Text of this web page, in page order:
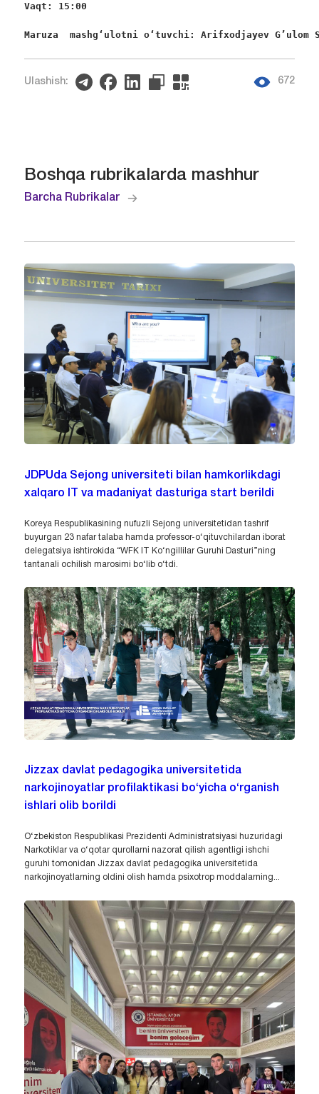
Vaqt: 15:00
Maruza  mashgʻulotni oʻtuvchi: Arifxodjayev G’ulom
Ulashish: 672
Boshqa rubrikalarda mashhur
Barcha Rubrikalar
JDPUda Sejong universiteti bilan hamkorlikdagi
xalqaro IT va madaniyat dasturiga start berildi
Koreya Respublikasining nufuzli Sejong universitetidan tashrif
buyurgan 23 nafar talaba hamda professor-o‘qituvchilardan iborat
delegatsiya ishtirokida “WFK IT Ko‘ngillilar Guruhi Dasturi”ning
tantanali ochilish marosimi bo‘lib o‘tdi.
Jizzax davlat pedagogika universitetida
narkojinoyatlar profilaktikasi bo‘yicha o‘rganish
ishlari olib borildi
O‘zbekiston Respublikasi Prezidenti Administratsiyasi huzuridagi
Narkotiklar va o‘qotar qurollarni nazorat qilish agentligi ishchi
guruhi tomonidan Jizzax davlat pedagogika universitetida
narkojinoyatlarning oldini olish hamda psixotrop moddalarning...